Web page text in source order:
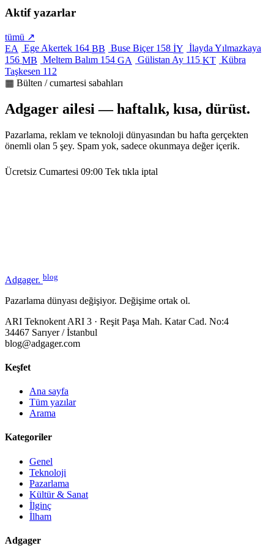
Aktif yazarlar
tümü ↗
EA
Ege Akertek 164 BB Buse Biçer 158 İY İlayda Yılmazkaya
156 MB Meltem Balım 154 GA Gülistan Ay 115 KT Kübra
Taşkesen 112
▦ Bülten / cumartesi sabahları
Adgager ailesi — haftalık, kısa, dürüst.
Pazarlama, reklam ve teknoloji dünyasından bu hafta gerçekten
önemli olan 5 şey. Spam yok, sadece okunmaya değer içerik.
Ücretsiz Cumartesi 09:00 Tek tıkla iptal
Adgager. blog
Pazarlama dünyası değişiyor. Değişime ortak ol.
ARI Teknokent ARI 3 · Reşit Paşa Mah. Katar Cad. No:4
34467 Sarıyer / İstanbul
blog@adgager.com
Keşfet
Ana sayfa
Tüm yazılar
Arama
Kategoriler
Genel
Teknoloji
Pazarlama
Kültür & Sanat
İlginç
İlham
Adgager